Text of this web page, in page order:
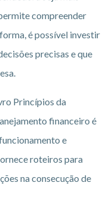
compreender
é possível investir
precisas e que
Princípios da
financeiro é
e
roteiros para
na consecução de